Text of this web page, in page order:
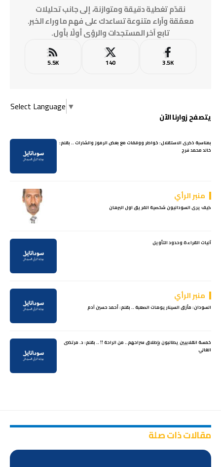
نقدّم تغطية دقيقة ومتوازنة، إلى جانب تحليلات
معمّقة وآراء متنوعة تساعدك على فهم ما وراء الخبر.
تابع آخر المستجدات والرؤى أولًا بأول.
3.5K
140
5.5K
Select Language ▼
يتصفح زوارنا الآن
بمناسبة ذكرى الاستقلال: خواطر ووقفات مع بعض الرموز والشارات .. بقلم:
خالد محمد فرح
منبر الرأي
كيف يرى السودانيون شخصية الفريق اول البرهان
آليات القراءة وحدود التأويل
منبر الرأي
السودان: مأزق السيناريوهات الصعبة .. بقلم: أحمد حسين آدم
خمسة انقلابيين يطالبون بإطلاق سراحهم.. من الراحة !! .. بقلم: د. مرتضى
الغالي
مقالات ذات صلة